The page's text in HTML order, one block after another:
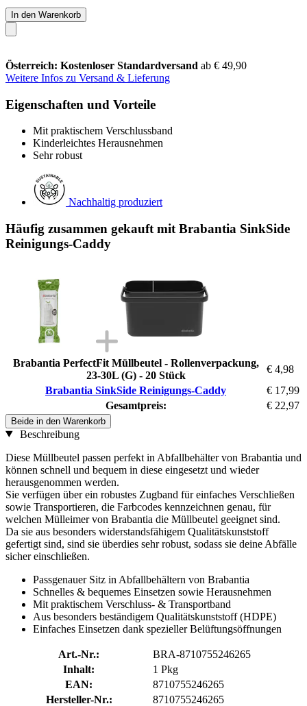
In den Warenkorb
Österreich: Kostenloser Standardversand ab € 49,90
Weitere Infos zu Versand & Lieferung
Eigenschaften und Vorteile
Mit praktischem Verschlussband
Kinderleichtes Herausnehmen
Sehr robust
Nachhaltig produziert
Häufig zusammen gekauft mit Brabantia SinkSide
Reinigungs-Caddy
Brabantia PerfectFit Müllbeutel - Rollenverpackung,
23-30L (G) - 20 Stück
€ 4,98
Brabantia SinkSide Reinigungs-Caddy
€ 17,99
Gesamtpreis:
€ 22,97
Beide in den Warenkorb
Beschreibung
Diese Müllbeutel passen perfekt in Abfallbehälter von Brabantia und
können schnell und bequem in diese eingesetzt und wieder
herausgenommen werden.
Sie verfügen über ein robustes Zugband für einfaches Verschließen
sowie Transportieren, die Farbcodes kennzeichnen genau, für
welchen Mülleimer von Brabantia die Müllbeutel geeignet sind.
Da sie aus besonders widerstandsfähigem Qualitätskunststoff
gefertigt sind, sind sie überdies sehr robust, sodass sie deine Abfälle
sicher einschließen.
Passgenauer Sitz in Abfallbehältern von Brabantia
Schnelles & bequemes Einsetzen sowie Herausnehmen
Mit praktischem Verschluss- & Transportband
Aus besonders beständigem Qualitätskunststoff (HDPE)
Einfaches Einsetzen dank spezieller Belüftungsöffnungen
Art.-Nr.:
BRA-8710755246265
Inhalt:
1 Pkg
EAN:
8710755246265
Hersteller-Nr.:
8710755246265